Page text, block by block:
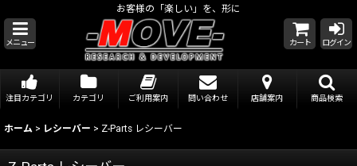
お客様の「楽しい」を、形に
メニュー カート ログイン
注目カテゴリ カテゴリ ご利用案内 問い合わせ 店舗案内 商品検索
ホーム > レシーバー > Z-Parts レシーバー